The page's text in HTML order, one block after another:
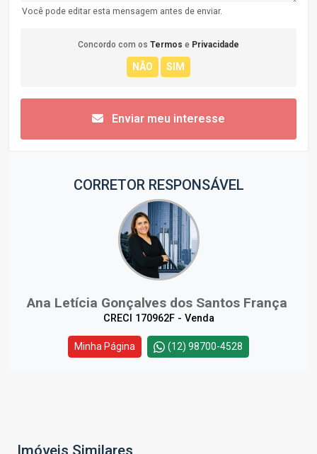
Você pode editar esta mensagem antes de enviar.
Concordo com os Termos e Privacidade
Enviar meu interesse
CORRETOR RESPONSÁVEL
Ana Letícia Gonçalves dos Santos França
CRECI 170962F - Venda
Minha Página (12) 98700-4528
Imóveis Similares